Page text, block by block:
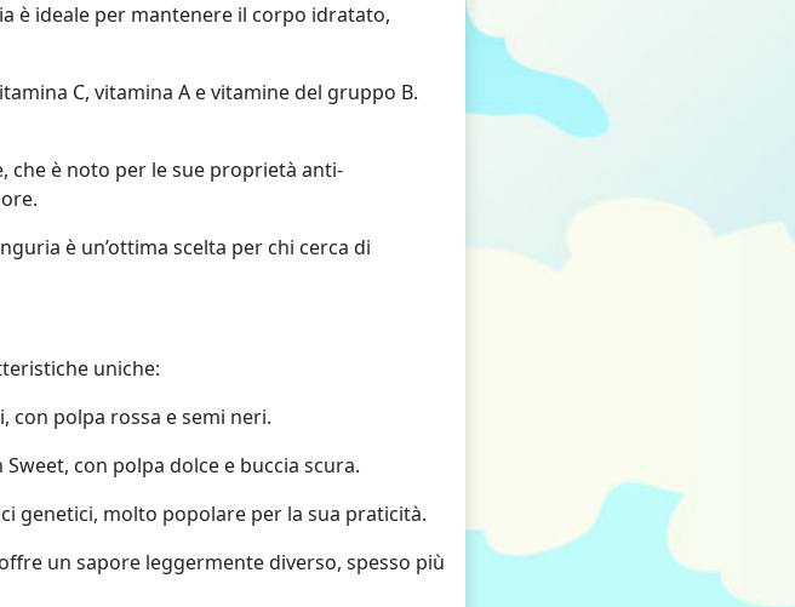
è ideale per mantenere il corpo idratato,
C, vitamina A e vitamine del gruppo B.
che è noto per le sue proprietà anti-
è un’ottima scelta per chi cerca di
uniche:
con polpa rossa e semi neri.
con polpa dolce e buccia scura.
genetici, molto popolare per la sua praticità.
un sapore leggermente diverso, spesso più